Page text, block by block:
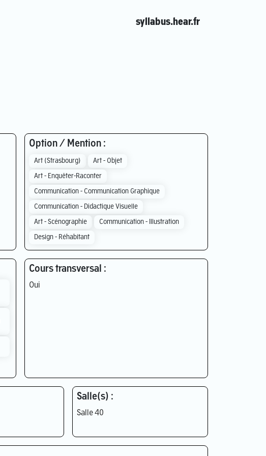
syllabus.hear.fr
Option / Mention :
Art (Strasbourg) Art - Objet
Art - Enquêter-Raconter
Communication - Communication Graphique
Communication - Didactique Visuelle
Art - Scénographie Communication - Illustration
Design - Réhabitant
Cours transversal :
Oui
Salle(s) :
Salle 40